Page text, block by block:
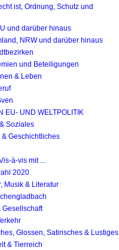
ist, Ordnung, Schutz und
und darüber hinaus
NRW und darüber hinaus
und Beteiligungen
& Leben
EU- UND WELTPOLITIK
Soziales
& Geschichtliches
à-vis mit ...
2020
Musik & Literatur
Gesellschaft
Glossen, Satirisches & Lustiges
& Tierreich